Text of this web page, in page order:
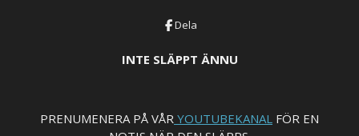
Dela
INTE SLÄPPT ÄNNU
PRENUMENERA PÅ VÅR YOUTUBEKANAL FÖR EN